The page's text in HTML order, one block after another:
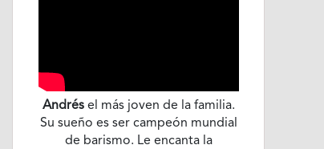
Andrésel más joven de la familia.
Su sueño es ser campeón mundial
de barismo. Le encanta la